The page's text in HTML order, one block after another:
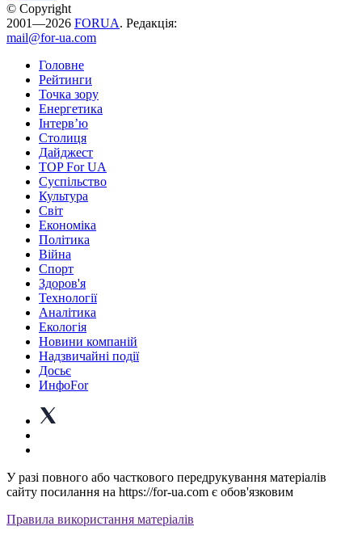
© Copyright
2001—2026 FORUA. Редакція:
mail@for-ua.com
Головне
Рейтинги
Точка зору
Енергетика
Інтерв’ю
Столиця
Дайджест
TOP For UA
Суспiльство
Культура
Світ
Економіка
Політика
Війна
Спорт
Здоров'я
Технології
Аналітика
Екологія
Новини компаній
Надзвичайні події
Досьє
ИнфоFor
У разі повного або часткового передрукування матеріалів
сайту посилання на https://for-ua.com є обов'язковим
Правила використання матеріалів